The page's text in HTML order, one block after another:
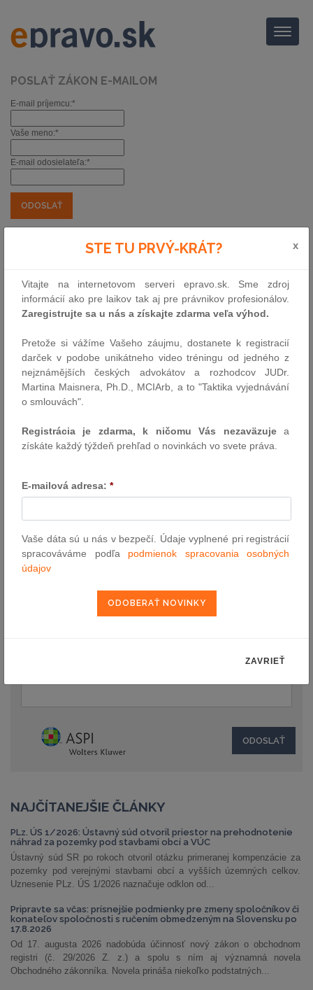
Menu
POSLAŤ ZÁKON E-MAILOM
E-mail príjemcu:*
Vaše meno:*
E-mail odosielateľa:*
Oznámenie Ministerstva práce, sociálnych
kolektívnych zmluvách vyššieho stupňa
Zbierka:176/2026|
2.7.2026
Externý odkaz predpisu
pošli e-mailom
vytlač zákon
Číslo predpisu:
NAJČÍTANEJŠIE ČLÁNKY
PLz. ÚS 1/2026: Ústavný súd otvoril priestor na prehodnotenie
náhrad za pozemky pod stavbami obcí a VÚC
Ústavný súd SR po rokoch otvoril otázku primeranej kompenzácie za
pozemky pod verejnými stavbami obcí a vyšších územných celkov.
Uznesenie PLz. ÚS 1/2026 naznačuje odklon od...
Pripravte sa včas: prísnejšie podmienky pre zmeny spoločníkov či
konateľov spoločnosti s ručením obmedzeným na Slovensku po
17.8.2026
Od 17. augusta 2026 nadobúda účinnosť nový zákon o obchodnom
registri (č. 29/2026 Z. z.) a spolu s ním aj významná novela
Obchodného zákonníka. Novela prináša niekoľko podstatných...
STE TU PRVÝ-KRÁT? x
Vitajte na internetovom serveri epravo.sk. Sme zdroj
informácií ako pre laikov tak aj pre právnikov profesionálov.
Zaregistrujte sa u nás a získajte zdarma veľa výhod.
Pretože si vážíme Vašeho záujmu, dostanete k registracií
darček v podobe unikátneho video tréningu od jedného z
nejznámějších českých advokátov a rozhodcov JUDr.
Martina Maisnera, Ph.D., MCIArb, a to "Taktika vyjednávání
o smlouvách".
Registrácia je zdarma, k ničomu Vás nezaväzujea
získáte každý týždeň prehľad o novinkách vo svete práva.
E-mailová adresa: *
Vaše dáta sú u nás v bezpečí. Údaje vyplnené pri registrácií
spracováváme podľa podmienok spracovania osobných
údajov
ZAVRIEŤ